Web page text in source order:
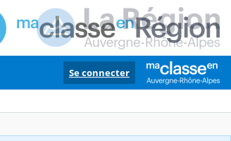
Se connecter